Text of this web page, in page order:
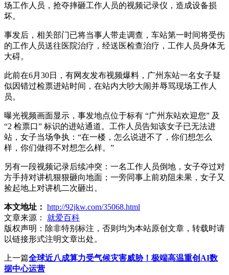
场工作人员，抢夺摔砸工作人员的视频记录仪，造成设备损
坏。
事发后，相关部门已将当事人带走调查，车站第一时间将受伤
的工作人员送往医院治疗，经送医检查治疗，工作人员身体无
大碍。
此前在6月30日，有网友发布视频爆料，广州东站一名女子疑
似因错过检票进站时间，在站内大吵大闹并辱骂现场工作人
员。
曝光视频画面显示，事发地点位于标有 “广州东站欢迎您” 及
“2 检票口” 标识的进站通道。工作人员告知该女子已无法进
站，女子当场争执：“在一楼，怎么说进不了，你们想怎么
样，你们做得不对想怎么样。”
另有一段视频记录后续冲突：一名工作人员倒地，女子夺过对
方手持对讲机狠狠砸向地面；一旁同事上前劝阻未果，女子又
捡起地上对讲机二次砸出。
本文地址： http://92jkw.com/35068.html
文章来源：
就爱百科
版权声明： 除非特别标注，否则均为本站原创文章，转载时请
以链接形式注明文章出处。
上一篇全球近八成算力受气候灾害威胁！极端高温重创AI数
据中心运营